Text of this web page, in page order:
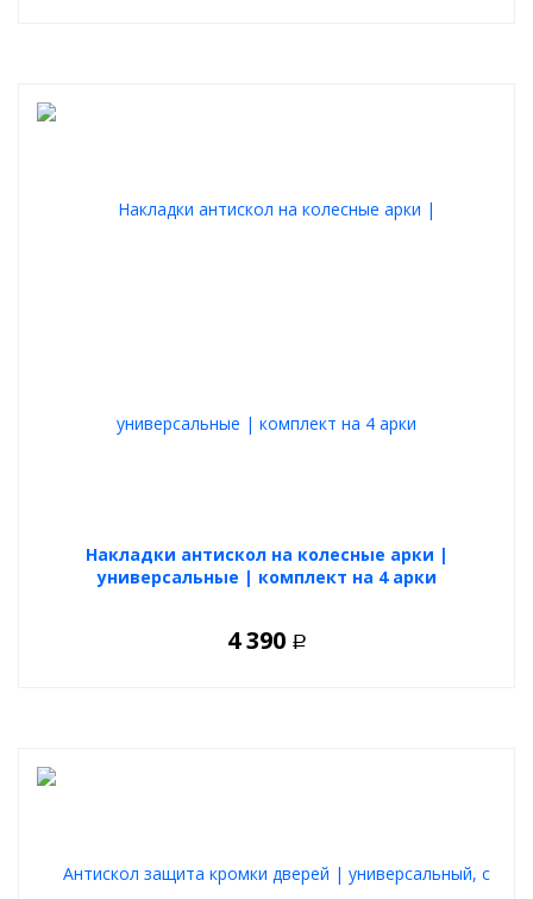
Накладки антискол на колесные арки |
универсальные | комплект на 4 арки
4 390 Р